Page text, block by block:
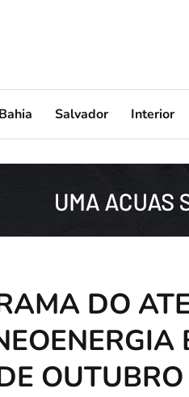
Bahia Salvador Interior
DO
OUTUBRO